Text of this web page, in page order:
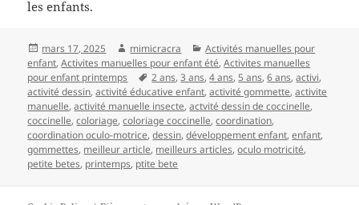
les enfants.
Publié
le
mars 17, 2025 Auteur
mimicracra Catégories
Activités manuelles pour
enfant,Activites manuelles pour enfant été,Activites manuelles
pour enfant printemps
Mots-
clés
2 ans,3 ans,4 ans,5 ans,6 ans,activi,
activité dessin,activité éducative enfant,activité gommette,activite
manuelle,activité manuelle insecte,actvité dessin de coccinelle,
coccinelle,coloriage,coloriage coccinelle,coordination,
coordination oculo-motrice,dessin,développement enfant,enfant,
gommettes, meilleur article, meilleurs articles,oculo motricité,
petite betes, printemps, ptite bete